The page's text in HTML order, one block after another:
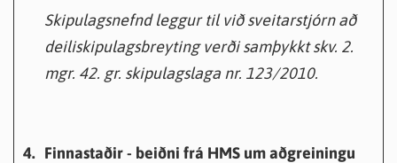
Skipulagsnefnd leggur til við sveitarstjórn að
deiliskipulagsbreyting verði samþykkt skv. 2.
mgr. 42. gr. skipulagslaga nr. 123/2010.
4. Finnastaðir - beiðni frá HMS um aðgreiningu